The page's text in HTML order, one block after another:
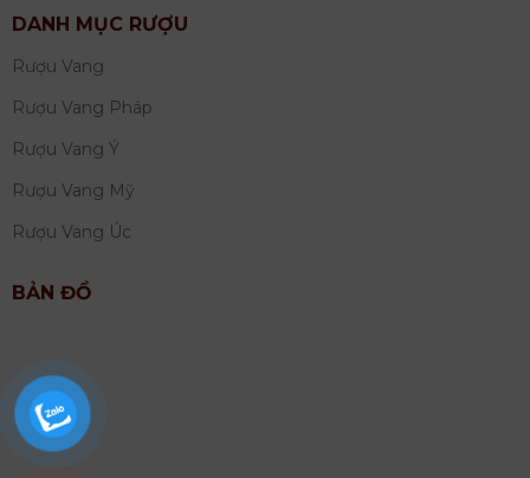
DANH MỤC RƯỢU
Rượu Vang
Rượu Vang Pháp
Rượu Vang Ý
Rượu Vang Mỹ
Rượu Vang Úc
BẢN ĐỒ